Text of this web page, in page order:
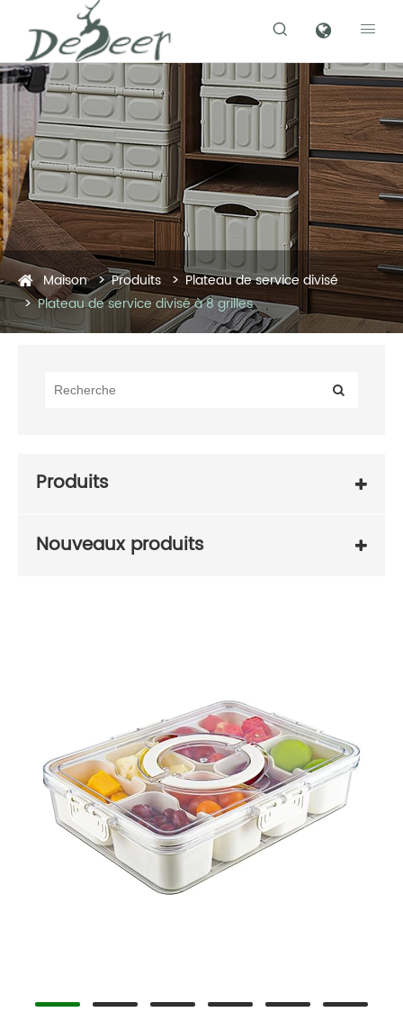
 
Maison Produits
Plateau de service divisé
Plateau de service divisé à 8 grilles
Produits
Nouveaux produits